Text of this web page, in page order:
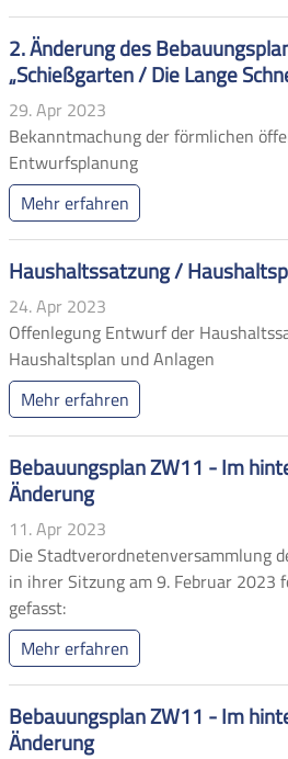
2. Änderung des
„Schießgarten / Die Lange
29. Apr 2023
Bekanntmachung der förmlichen
Entwurfsplanung
Mehr erfahren
Haushaltssatzung /
24. Apr 2023
Offenlegung Entwurf der
Haushaltsplan und Anlagen
Mehr erfahren
Bebauungsplan ZW11 - Im
Änderung
11. Apr 2023
Die Stadtverordnetenversammlung
in ihrer Sitzung am 9. Februar 2023
gefasst:
Mehr erfahren
Bebauungsplan ZW11 - Im
Änderung